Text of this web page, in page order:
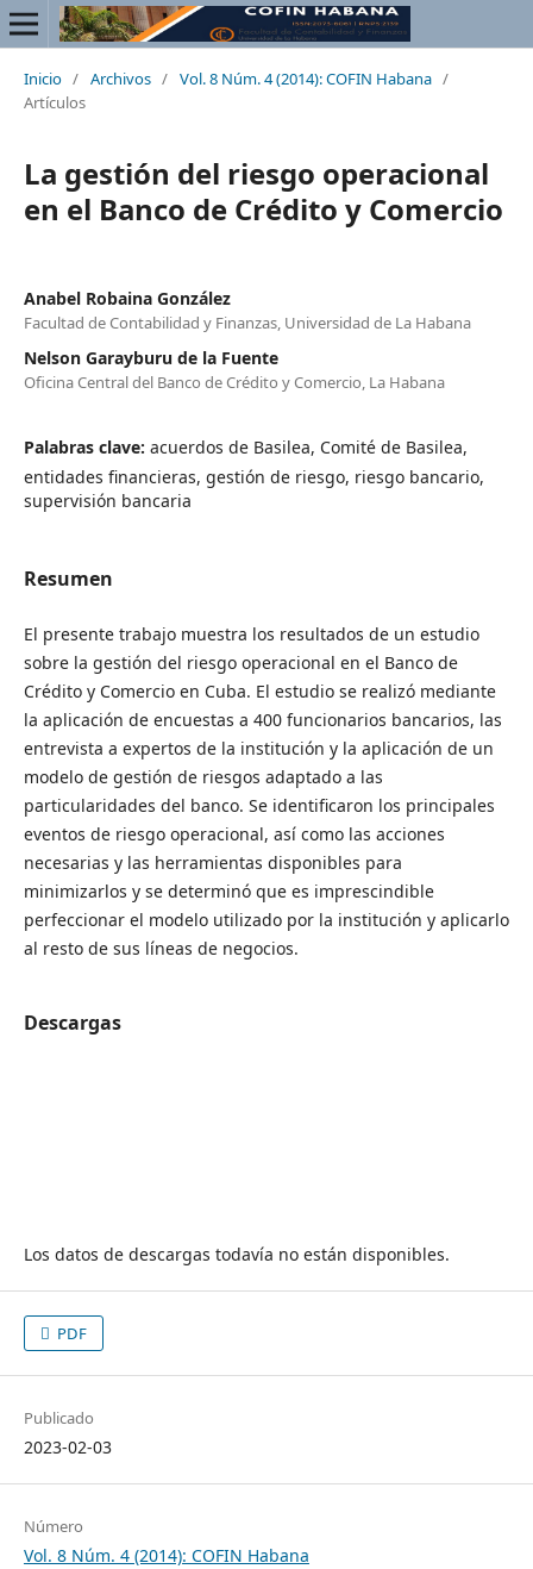
Inicio / Archivos / Vol. 8 Núm. 4 (2014): COFIN Habana /
Artículos
La gestión del riesgo operacional
en el Banco de Crédito y Comercio
Anabel Robaina González
Facultad de Contabilidad y Finanzas, Universidad de La Habana
Nelson Garayburu de la Fuente
Oficina Central del Banco de Crédito y Comercio, La Habana
Palabras clave: acuerdos de Basilea, Comité de Basilea,
entidades financieras, gestión de riesgo, riesgo bancario,
supervisión bancaria
Resumen
El presente trabajo muestra los resultados de un estudio
sobre la gestión del riesgo operacional en el Banco de
Crédito y Comercio en Cuba. El estudio se realizó mediante
la aplicación de encuestas a 400 funcionarios bancarios, las
entrevista a expertos de la institución y la aplicación de un
modelo de gestión de riesgos adaptado a las
particularidades del banco. Se identificaron los principales
eventos de riesgo operacional, así como las acciones
necesarias y las herramientas disponibles para
minimizarlos y se determinó que es imprescindible
perfeccionar el modelo utilizado por la institución y aplicarlo
al resto de sus líneas de negocios.
Descargas
Los datos de descargas todavía no están disponibles.
PDF
Publicado
2023-02-03
Número
Vol. 8 Núm. 4 (2014): COFIN Habana